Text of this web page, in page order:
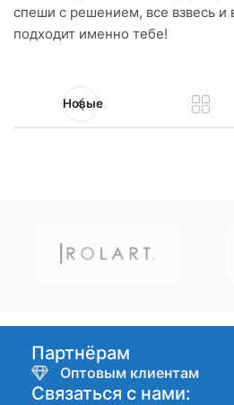
спеши с решением, все взвесь и
подходит именно тебе!
Новые
Партнёрам
Оптовым клиентам
Связаться с нами: